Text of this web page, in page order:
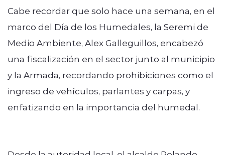
Cabe recordar que solo hace una semana, en el
marco del Día de los Humedales, la Seremi de
Medio Ambiente, Alex Galleguillos, encabezó
una fiscalización en el sector junto al municipio
y la Armada, recordando prohibiciones como el
ingreso de vehículos, parlantes y carpas, y
enfatizando en la importancia del humedal.